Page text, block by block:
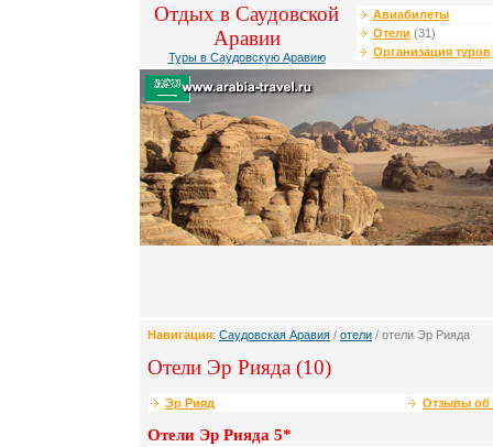
Отдых в Саудовской
Аравии
Туры в Саудовскую Аравию
Авиабилеты
Отели (31)
Организация туров
Навигация: Саудовская Аравия / отели / отели Эр Рияда
Отели Эр Рияда (10)
Эр Рияд Отзывы об
Отели Эр Рияда 5*